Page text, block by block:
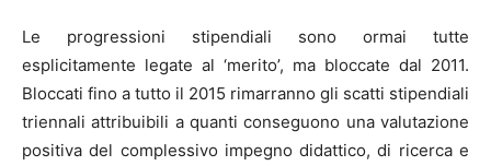
Le progressioni stipendiali sono ormai tutte
esplicitamente legate al ‘merito’, ma bloccate dal 2011.
Bloccati fino a tutto il 2015 rimarranno gli scatti stipendiali
triennali attribuibili a quanti conseguono una valutazione
positiva del complessivo impegno didattico, di ricerca e